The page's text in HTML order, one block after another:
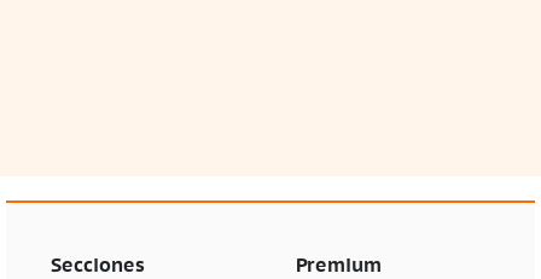
Secciones Premium